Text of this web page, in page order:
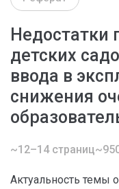
Недостатки
детских
ввода в
снижения
~12–14 страниц
Актуальность темы